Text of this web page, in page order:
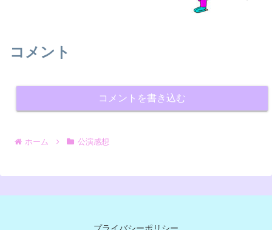
コメント
コメントを書き込む
ホーム 公演感想